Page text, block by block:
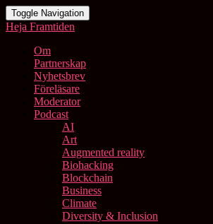
Toggle Navigation
Heja Framtiden
Om
Partnerskap
Nyhetsbrev
Föreläsare
Moderator
Podcast
AI
Art
Augmented reality
Biohacking
Blockchain
Business
Climate
Diversity & Inclusion